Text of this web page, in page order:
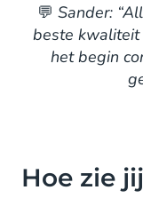
💬Sander:
beste kwaliteit
het begin
Hoe zie